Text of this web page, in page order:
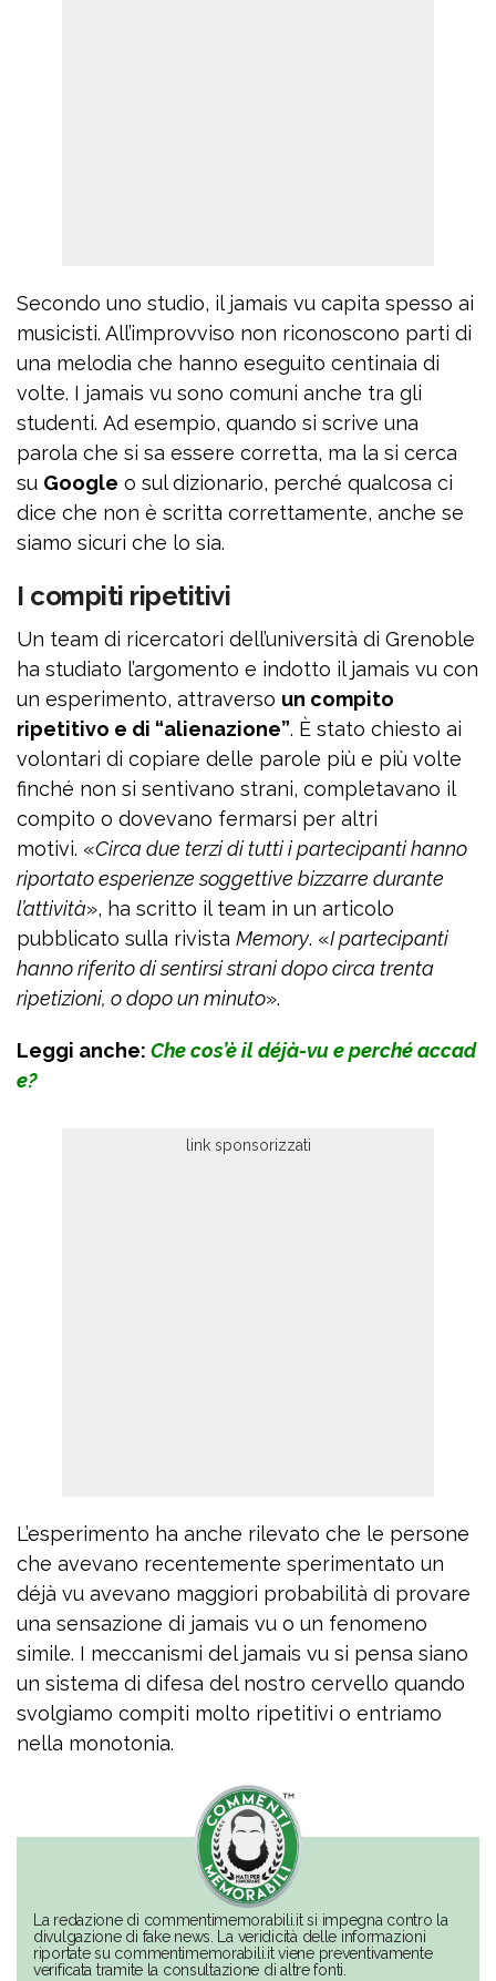
Secondo uno studio, il jamais vu capita spesso ai
musicisti. All’improvviso non riconoscono parti di
una melodia che hanno eseguito centinaia di
volte. I jamais vu sono comuni anche tra gli
studenti. Ad esempio, quando si scrive una
parola che si sa essere corretta, ma la si cerca
su Google o sul dizionario, perché qualcosa ci
dice che non è scritta correttamente, anche se
siamo sicuri che lo sia.
I compiti ripetitivi
Un team di ricercatori dell’università di Grenoble
ha studiato l’argomento e indotto il jamais vu con
un esperimento, attraverso un compito
ripetitivo e di “alienazione”. È stato chiesto ai
volontari di copiare delle parole più e più volte
finché non si sentivano strani, completavano il
compito o dovevano fermarsi per altri
motivi. «Circa due terzi di tutti i partecipanti hanno
riportato esperienze soggettive bizzarre durante
l’attività», ha scritto il team in un articolo
pubblicato sulla rivista Memory. «I partecipanti
hanno riferito di sentirsi strani dopo circa trenta
ripetizioni, o dopo un minuto».
Leggi anche: Che cos’è il déjà-vu e perché accad
e?
L’esperimento ha anche rilevato che le persone
che avevano recentemente sperimentato un
déjà vu avevano maggiori probabilità di provare
una sensazione di jamais vu o un fenomeno
simile. I meccanismi del jamais vu si pensa siano
un sistema di difesa del nostro cervello quando
svolgiamo compiti molto ripetitivi o entriamo
nella monotonia.
La redazione di commentimemorabili.it si impegna contro la
divulgazione di fake news. La veridicità delle informazioni
riportate su commentimemorabili.it viene preventivamente
verificata tramite la consultazione di altre fonti.